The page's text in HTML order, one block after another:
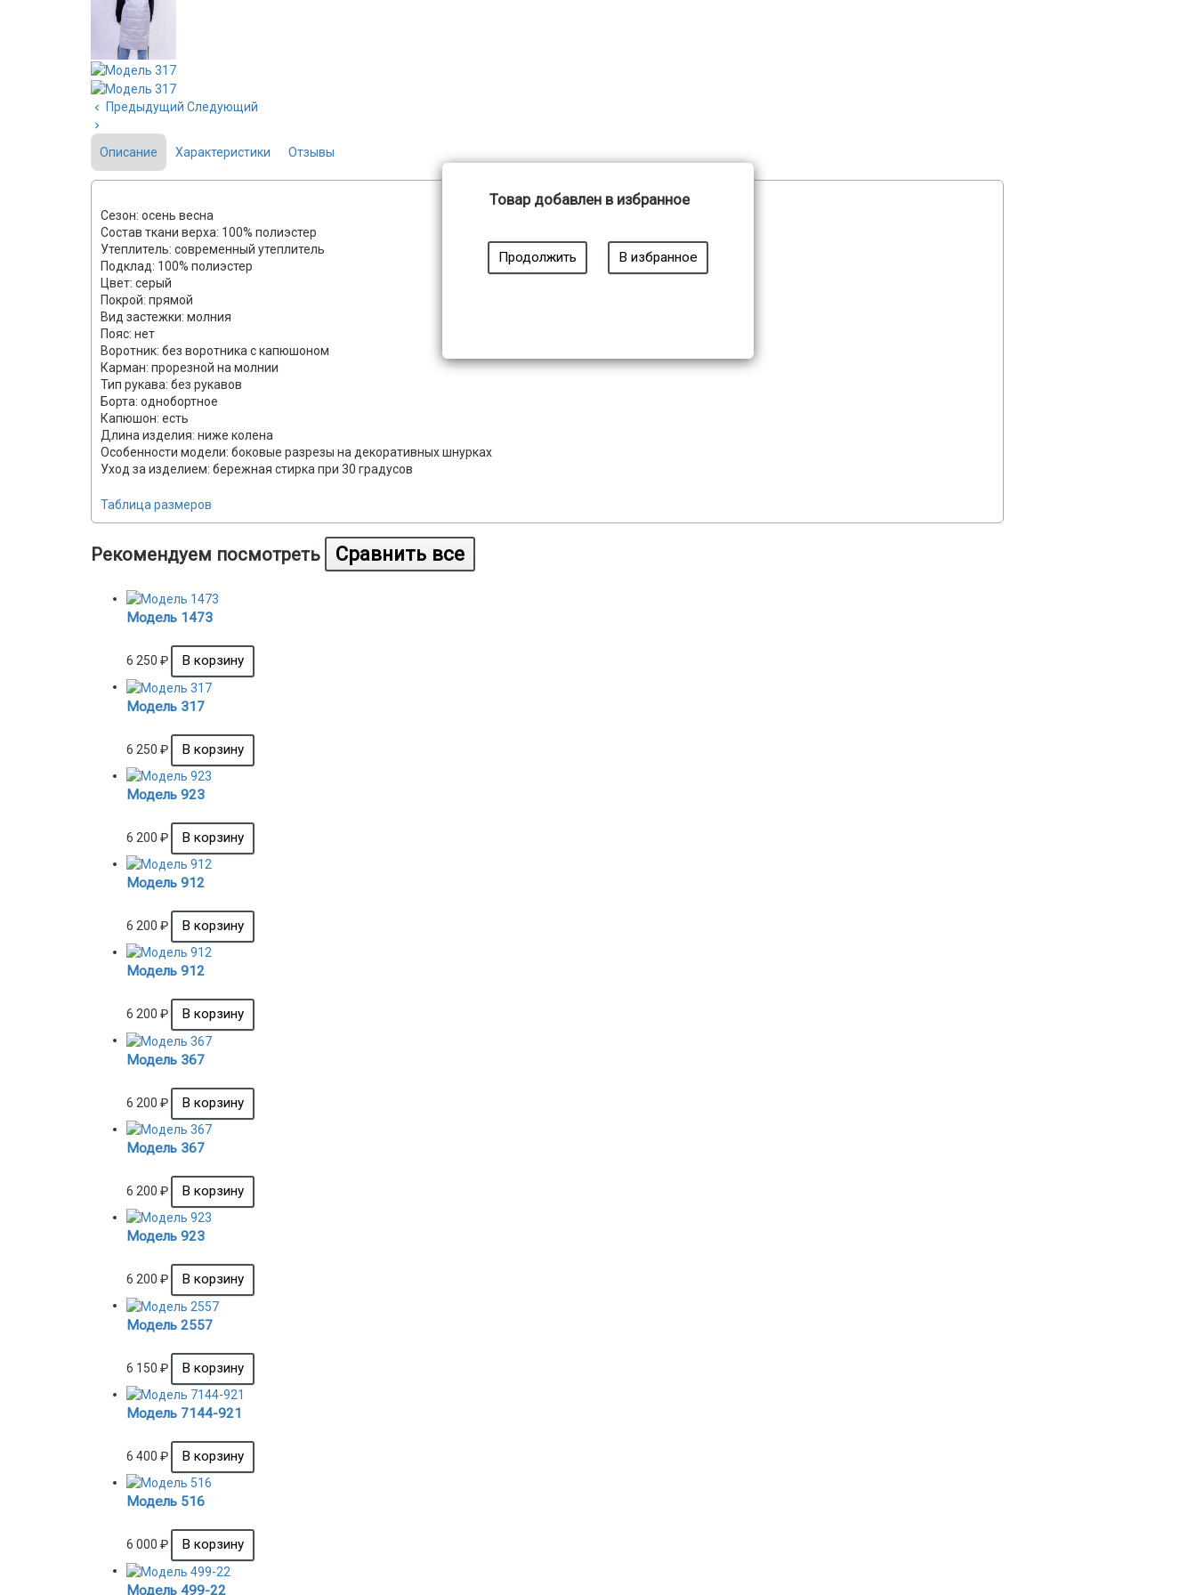
Предыдущий Следующий
Описание Характеристики Отзывы
Сезон: осень весна
Состав ткани верха: 100% полиэстер
Утеплитель: современный утеплитель
Подклад: 100% полиэстер
Цвет: серый
Покрой: прямой
Вид застежки: молния
Пояс: нет
Воротник: без воротника с капюшоном
Карман: прорезной на молнии
Тип рукава: без рукавов
Борта: однобортное
Капюшон: есть
Длина изделия: ниже колена
Особенности модели: боковые разрезы на декоративных шнурках
Уход за изделием: бережная стирка при 30 градусов
Таблица размеров
Рекомендуем посмотреть
Модель 1473
6 250 ₽
Модель 317
6 250 ₽
Модель 923
6 200 ₽
Модель 912
6 200 ₽
Модель 912
6 200 ₽
Модель 367
6 200 ₽
Модель 367
6 200 ₽
Модель 923
6 200 ₽
Модель 2557
6 150 ₽
Модель 7144-921
6 400 ₽
Модель 516
6 000 ₽
Модель 499-22
Товар добавлен в избранное
Продолжить В избранное